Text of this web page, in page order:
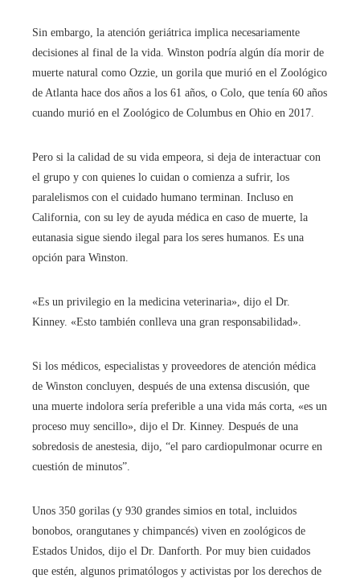
Sin embargo, la atención geriátrica implica necesariamente
decisiones al final de la vida. Winston podría algún día morir de
muerte natural como Ozzie, un gorila que murió en el Zoológico
de Atlanta hace dos años a los 61 años, o Colo, que tenía 60 años
cuando murió en el Zoológico de Columbus en Ohio en 2017.
Pero si la calidad de su vida empeora, si deja de interactuar con
el grupo y con quienes lo cuidan o comienza a sufrir, los
paralelismos con el cuidado humano terminan. Incluso en
California, con su ley de ayuda médica en caso de muerte, la
eutanasia sigue siendo ilegal para los seres humanos. Es una
opción para Winston.
«Es un privilegio en la medicina veterinaria», dijo el Dr.
Kinney. «Esto también conlleva una gran responsabilidad».
Si los médicos, especialistas y proveedores de atención médica
de Winston concluyen, después de una extensa discusión, que
una muerte indolora sería preferible a una vida más corta, «es un
proceso muy sencillo», dijo el Dr. Kinney. Después de una
sobredosis de anestesia, dijo, “el paro cardiopulmonar ocurre en
cuestión de minutos”.
Unos 350 gorilas (y 930 grandes simios en total, incluidos
bonobos, orangutanes y chimpancés) viven en zoológicos de
Estados Unidos, dijo el Dr. Danforth. Por muy bien cuidados
que estén, algunos primatólogos y activistas por los derechos de